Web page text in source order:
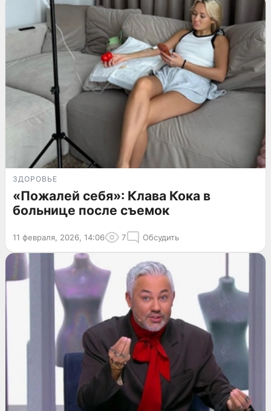
ЗДОРОВЬЕ
«Пожалей себя»: Клава Кока в
больнице после съемок
11 февраля, 2026, 14:06 7 Обсудить